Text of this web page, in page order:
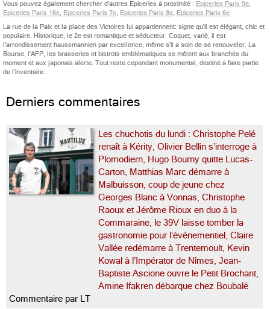
Vous pouvez également chercher d'autres Epiceries à proximité : Epiceries Paris 9e,
Epiceries Paris 16e, Epiceries Paris 7e, Epiceries Paris 8e, Epiceries Paris 6e
La rue de la Paix et la place des Victoires lui appartiennent: signe qu'il est élégant, chic et
populaire. Historique, le 2e est romantique et séducteur. Coquet, varié, il est
l'arrondissement haussmannien par excellence, même s'il a soin de se renouveler. La
Bourse, l'AFP, les brasseries et bistrots emblématiques se mêlent aux branchés du
moment et aux japonais alerte. Tout reste cependant monumental, destiné à faire partie
de l'inventaire...
Derniers commentaires
Les chuchotis du lundi : Christophe Pelé
renaît à Kérity, Olivier Bellin s’interroge à
Plomodiern, Hugo Bourny quitte Lucas-
Carton, Matthias Marc démarre à
Malbuisson, coup de jeune chez
Georges Blanc à Vonnas, Christophe
Raoux et Jérôme Rioux en duo à la
Commaraine, le 39V laisse tomber la
gastronomie pour l’événementiel, Claire
Vallée redémarre à Trentemoult, Kevin
Kowal à l’Impérator de Nîmes, Jean-
Baptiste Ascione ouvre le Petit Brochant,
Amine Ifakren débarque chez Boubalé
Commentaire par LT